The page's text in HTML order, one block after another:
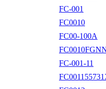
FC-001
FC0010
FC00-100A
FC-001-11